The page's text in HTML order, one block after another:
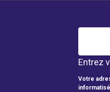
Entrez
Votre